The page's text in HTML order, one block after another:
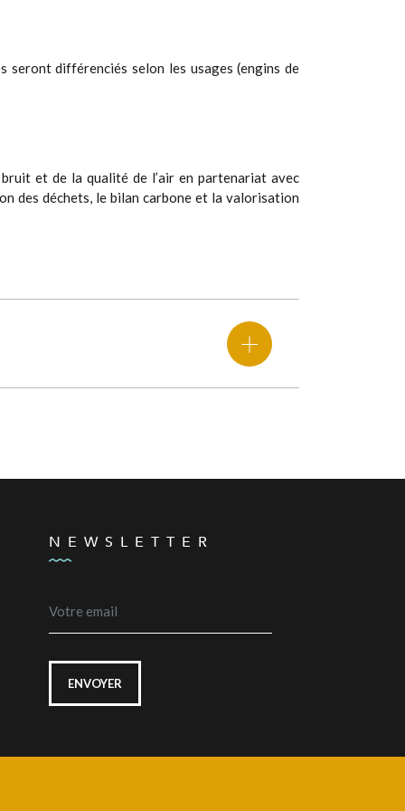
différenciés selon les usages (engins de
et de la qualité de l’air en partenariat avec
des déchets, le bilan carbone et la valorisation
NEWSLETTER
ENVOYER